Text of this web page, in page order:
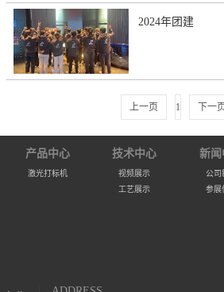
2024年团建
上一页 1 下一
产品中心
激光打标机
技术中心
视频展示
工艺展示
新闻
公司
参展